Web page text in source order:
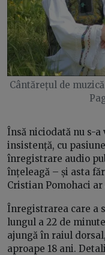
Cântărețul de
Însă niciodată nu s-
insistență, cu
înregistrare audio
înțeleagă – și asta
Cristian Pomohaci
Înregistrarea care a
lungul a 22 de
ajungă în raiul
aproape 18 ani.